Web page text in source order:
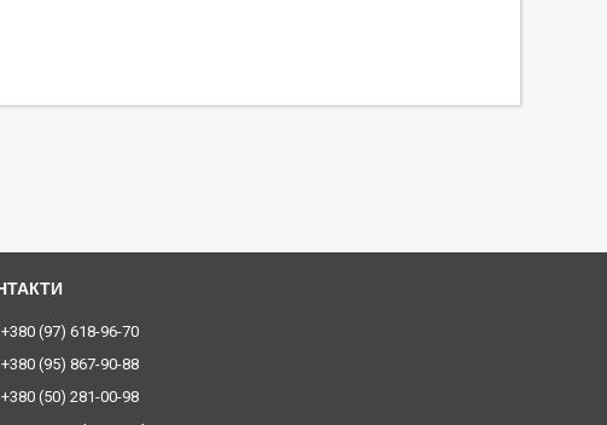
+380 (97) 618-96-70
+380 (95) 867-90-88
+380 (50) 281-00-98